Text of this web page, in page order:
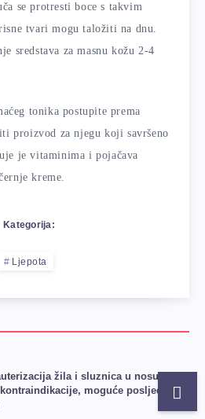
se protresti boce s takvim
tvari mogu taložiti na dnu.
sredstava za masnu kožu 2-4
tonika postupite prema
proizvod za njegu koji savršeno
je vitaminima i pojačava
kreme.
Kategorija:
Ljepota
žila i sluznica u nosu:
moguće posljedice